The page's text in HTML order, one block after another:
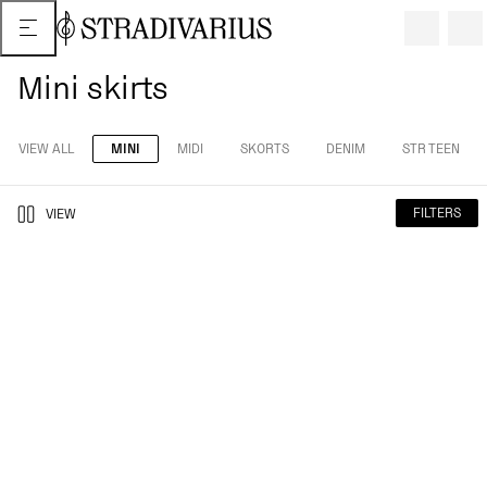
Mini skirts
VIEW ALL MINI MIDI SKORTS DENIM STR TEEN
FILTERS
VIEW